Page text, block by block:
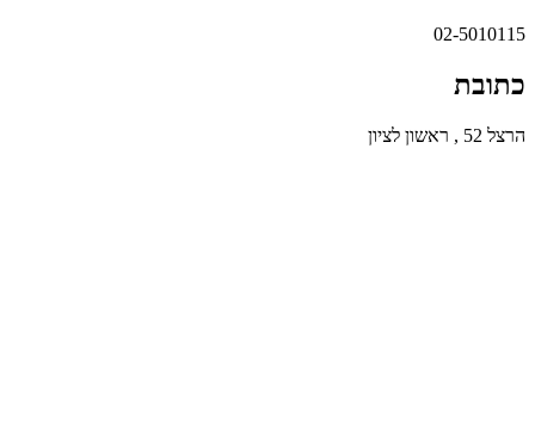
02-5010115
כתובת
הרצל 52 , ראשון לציון